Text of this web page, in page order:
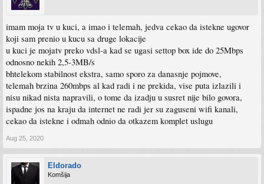
imam moja tv u kuci, a imao i telemah, jedva cekao da istekne ugovor
koji sam prenio u kucu sa druge lokacije
u kuci je mojatv preko vdsl-a kad se ugasi settop box ide do 25Mbps
odnosno nekih 2,5-3MB/s
bhtelekom stabilnost ekstra, samo sporo za danasnje pojmove,
telemah brzina 260mbps al kad radi i ne prekida, vise puta izlazili i
nisu nikad nista napravili, o tome da izadju u susret nije bilo govora,
ispadne jos na kraju da internet ne radi jer su zaguseni wifi kanali,
cekao da istekne i odmah odnio da otkazem komplet uslugu
Aug 25, 2020
Eldorado
Komšija